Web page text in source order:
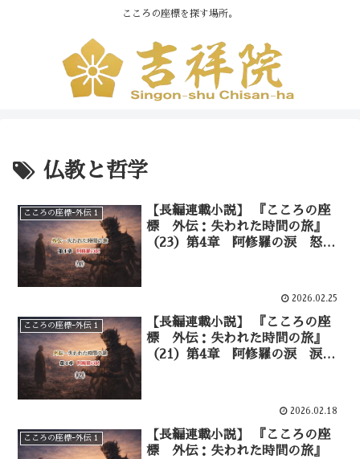
こころの座標を探す場所。
仏教と哲学
こころの座標ｰ外伝１
【長編連載小説】 『こころの座
標 外伝：失われた時間の旅』
（23）第4章 阿修羅の涙 怒り
2026.02.25
こころの座標ｰ外伝１
【長編連載小説】 『こころの座
標 外伝：失われた時間の旅』
（21）第4章 阿修羅の涙 涙の
2026.02.18
こころの座標ｰ外伝１
【長編連載小説】 『こころの座
標 外伝：失われた時間の旅』